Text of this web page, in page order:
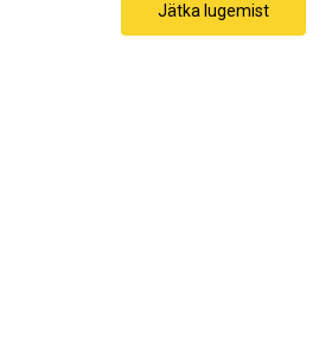
Jätka lugemist